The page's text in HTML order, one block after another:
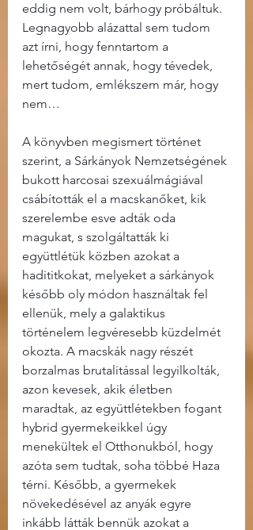
eddig nem volt, bárhogy próbáltuk.
Legnagyobb alázattal sem tudom
azt írni, hogy fenntartom a
lehetőségét annak, hogy tévedek,
mert tudom, emlékszem már, hogy
nem…
A könyvben megismert történet
szerint, a Sárkányok Nemzetségének
bukott harcosai szexuálmágiával
csábították el a macskanőket, kik
szerelembe esve adták oda
magukat, s szolgáltatták ki
együttlétük közben azokat a
hadititkokat, melyeket a sárkányok
később oly módon használtak fel
ellenük, mely a galaktikus
történelem legvéresebb küzdelmét
okozta. A macskák nagy részét
borzalmas brutalitással legyilkolták,
azon kevesek, akik életben
maradtak, az együttlétekben fogant
hybrid gyermekeikkel úgy
menekültek el Otthonukból, hogy
azóta sem tudtak, soha többé Haza
térni. Később, a gyermekek
növekedésével az anyák egyre
inkább látták bennük azokat a